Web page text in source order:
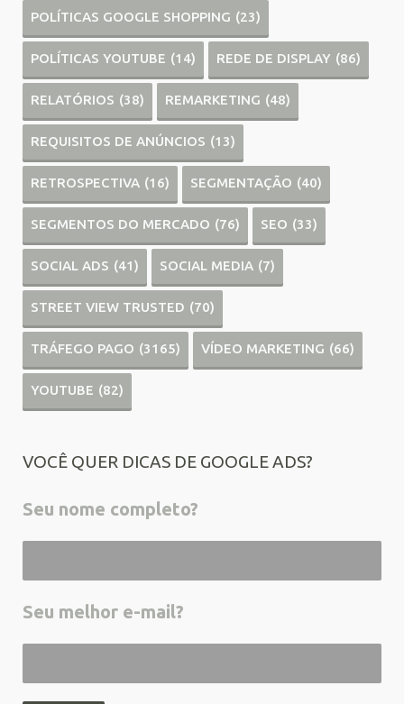
POLÍTICAS GOOGLE SHOPPING (23)
POLÍTICAS YOUTUBE (14) REDE DE DISPLAY (86)
RELATÓRIOS (38) REMARKETING (48)
REQUISITOS DE ANÚNCIOS (13)
RETROSPECTIVA (16) SEGMENTAÇÃO (40)
SEGMENTOS DO MERCADO (76) SEO (33)
SOCIAL ADS (41) SOCIAL MEDIA (7)
STREET VIEW TRUSTED (70)
TRÁFEGO PAGO (3165) VÍDEO MARKETING (66)
YOUTUBE (82)
VOCÊ QUER DICAS DE GOOGLE ADS?
Seu nome completo?
Seu melhor e-mail?